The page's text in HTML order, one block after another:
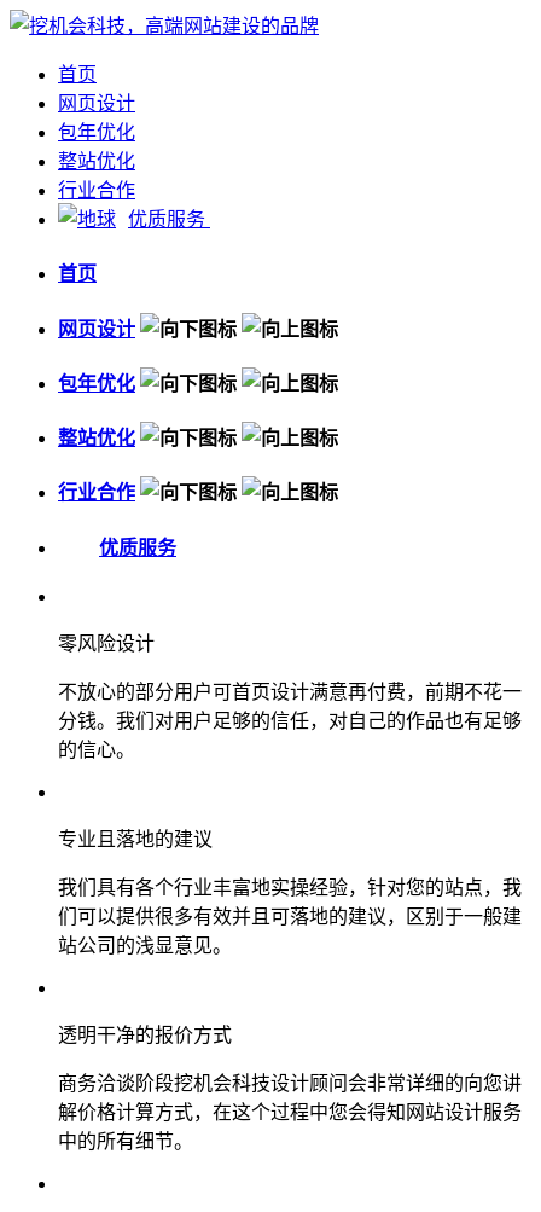
首页
网页设计
包年优化
整站优化
行业合作
优质服务
首页
网页设计
包年优化
整站优化
行业合作
优质服务
零风险设计
不放心的部分用户可首页设计满意再付费，前期不花一
分钱。我们对用户足够的信任，对自己的作品也有足够
的信心。
专业且落地的建议
我们具有各个行业丰富地实操经验，针对您的站点，我
们可以提供很多有效并且可落地的建议，区别于一般建
站公司的浅显意见。
透明干净的报价方式
商务洽谈阶段挖机会科技设计顾问会非常详细的向您讲
解价格计算方式，在这个过程中您会得知网站设计服务
中的所有细节。